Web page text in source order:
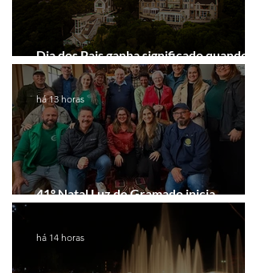
Dia dos Pais ganha significado quando o
presente é viver experiências juntos
41º Natal Luz de Gramado inicia
há 13 horas
há 14 horas